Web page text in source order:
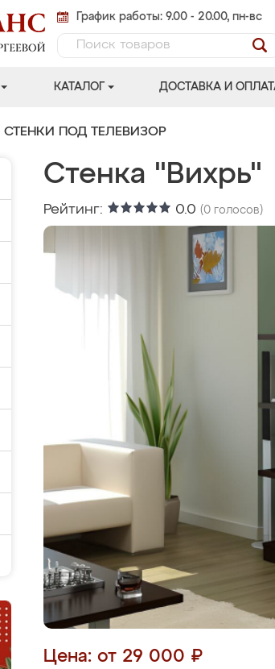
График работы: 9.00 - 20.00, пн-вс
КАТАЛОГ ДОСТАВКА И
СТЕНКИ ПОД ТЕЛЕВИЗОР
Стенка "Вихрь"
Рейтинг: 0.0 (0 голосов)
Цена: от 29 000 ₽